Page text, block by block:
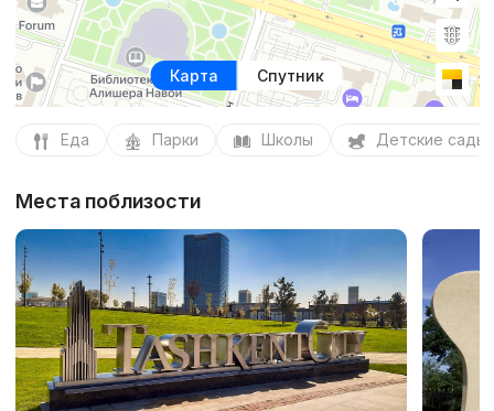
Карта Спутник
Еда Парки Школы Детские сады
Места поблизости